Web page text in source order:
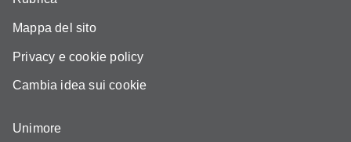
Mappa del sito
Privacy e cookie policy
Cambia idea sui cookie
Unimore